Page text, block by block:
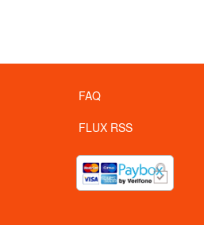
FAQ
FLUX RSS